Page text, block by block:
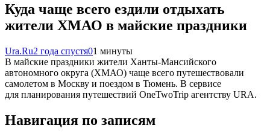
Куда чаще всего ездили отдыхать
жители ХМАО в майские праздники
Ura.Ru2 года спустя01 минуты
В майские праздники жители Ханты-Мансийского
автономного округа (ХМАО) чаще всего путешествовали
самолетом в Москву и поездом в Тюмень. В сервисе
для планирования путешествий OneTwoTrip агентству URA.
Навигация по записям